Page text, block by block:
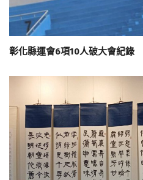
彰化縣運會6項10人破大會紀錄